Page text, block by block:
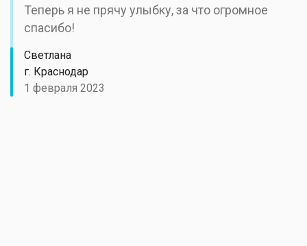
Теперь я не прячу улыбку, за что огромное
спасибо!
Светлана
г. Краснодар
1 февраля 2023